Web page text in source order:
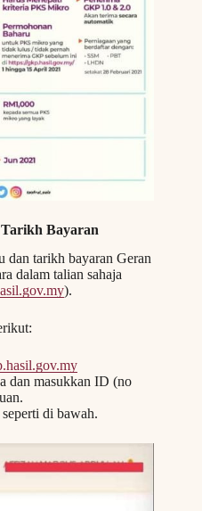
Bayaran
dan tarikh bayaran Geran
dalam talian sahaja
).
dan masukkan ID (no
di bawah.